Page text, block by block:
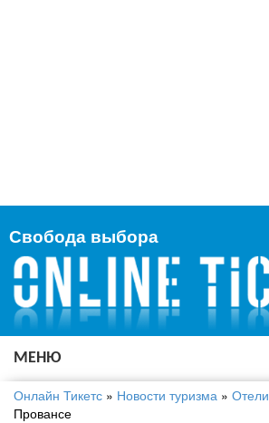
Свобода выбора
МЕНЮ
Онлайн Тикетс » Новости туризма » Отели
Провансе